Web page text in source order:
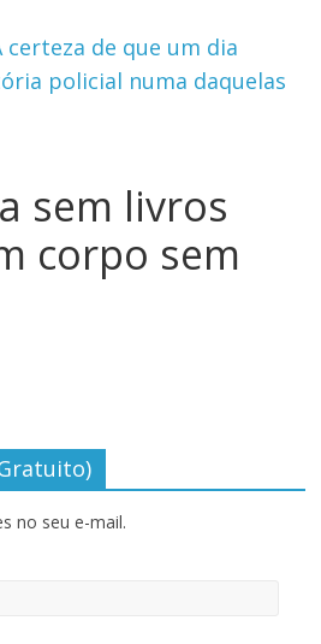
certeza de que um dia
policial numa daquelas
sem livros
corpo sem
no seu e-mail.